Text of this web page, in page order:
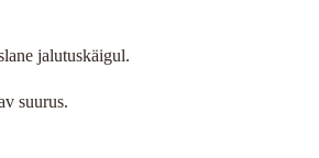
jalutuskäigul.
suurus.